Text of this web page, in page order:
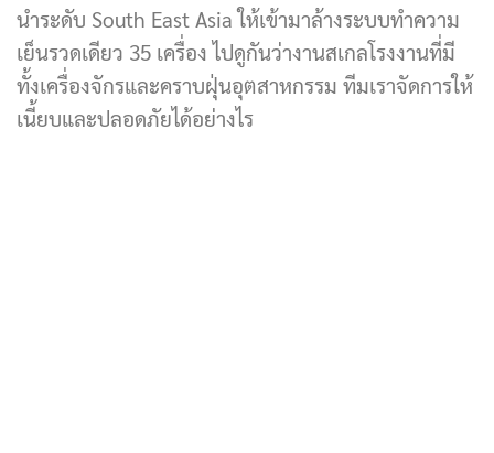
นำระดับ South East Asia ให้เข้ามาล้างระบบทำความ
เย็นรวดเดียว 35 เครื่อง ไปดูกันว่างานสเกลโรงงานที่มี
ทั้งเครื่องจักรและคราบฝุ่นอุตสาหกรรม ทีมเราจัดการให้
เนี้ยบและปลอดภัยได้อย่างไร